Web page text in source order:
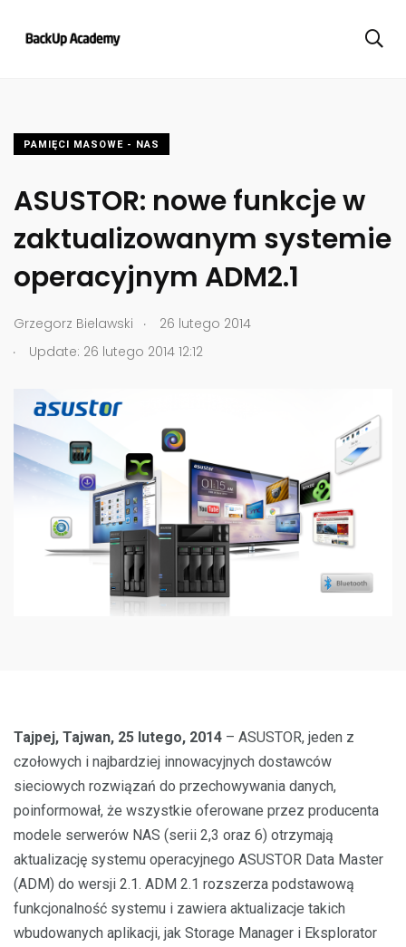
PAMIĘCI MASOWE - NAS
ASUSTOR: nowe funkcje w
zaktualizowanym systemie
operacyjnym ADM2.1
Grzegorz Bielawski .
26 lutego 2014
.
Update: 26 lutego 2014 12:12
Tajpej, Tajwan, 25 lutego, 2014 – ASUSTOR, jeden z
czołowych i najbardziej innowacyjnych dostawców
sieciowych rozwiązań do przechowywania danych,
poinformował, że wszystkie oferowane przez producenta
modele serwerów NAS (serii 2,3 oraz 6) otrzymają
aktualizację systemu operacyjnego ASUSTOR Data Master
(ADM) do wersji 2.1. ADM 2.1 rozszerza podstawową
funkcjonalność systemu i zawiera aktualizacje takich
wbudowanych aplikacji, jak Storage Manager i Eksplorator